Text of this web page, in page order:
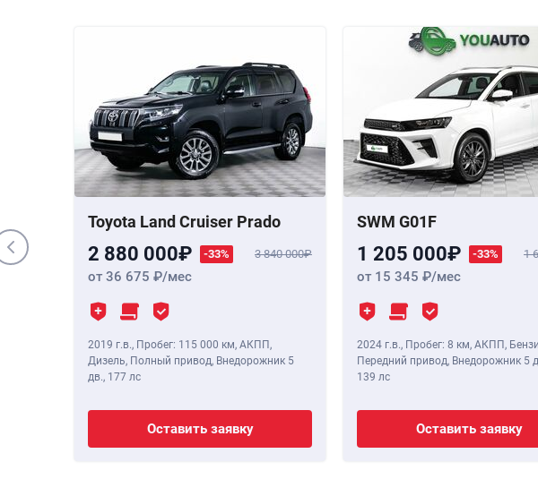
Toyota Land Cruiser Prado
2 880 000 -33% 3 840 000
от 36 675 /мес
2019 г.в., Пробег: 115 000 км, АКПП,
Дизель, Полный привод, Внедорожник 5
дв., 177 лс
Оставить заявку
SWM G01F
1 205 000 -33% 1
от 15 345 /мес
2024 г.в., Пробег: 8 км, АКПП,
Передний привод, Внедорожник 5
139 лс
Оставить заявку